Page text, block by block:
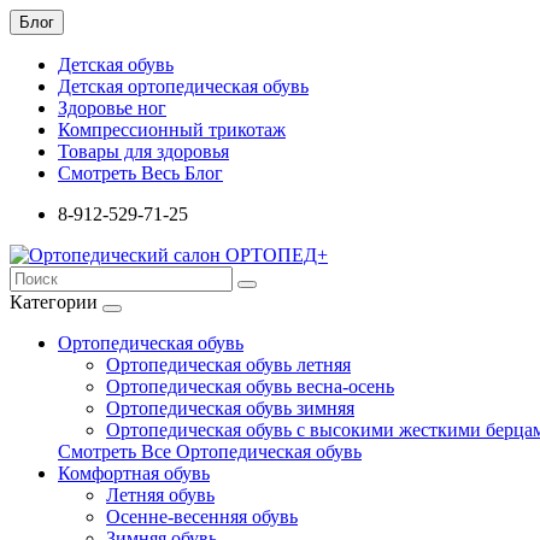
Блог
Детская обувь
Детская ортопедическая обувь
Здоровье ног
Компрессионный трикотаж
Товары для здоровья
Смотреть Весь Блог
8-912-529-71-25
Категории
Ортопедическая обувь
Ортопедическая обувь летняя
Ортопедическая обувь весна-осень
Ортопедическая обувь зимняя
Ортопедическая обувь с высокими жесткими
Смотреть Все Ортопедическая обувь
Комфортная обувь
Летняя обувь
Осенне-весенняя обувь